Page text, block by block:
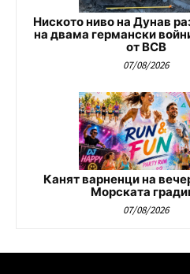
Ниското ниво на Дунав
на двама германски
от ВСВ
07/08/2026
Канят варненци на
Морската
07/08/2026